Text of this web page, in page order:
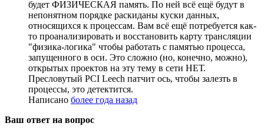
будет ФИЗИЧЕСКАЯ память. По ней всё ещё будут в
непонятном порядке раскиданы куски данных,
относящихся к процессам. Вам всё ещё потребуется как-
то проанализировать и восстановить карту трансляции
"физика-логика" чтобы работать с памятью процесса,
запущенного в оси. Это сложно (но, конечно, можно),
открытых проектов на эту тему в сети НЕТ.
Пресловутый PCI Leech патчит ось, чтобы залезть в
процессы, это детектится.
Написано более года назад
Ваш ответ на вопрос